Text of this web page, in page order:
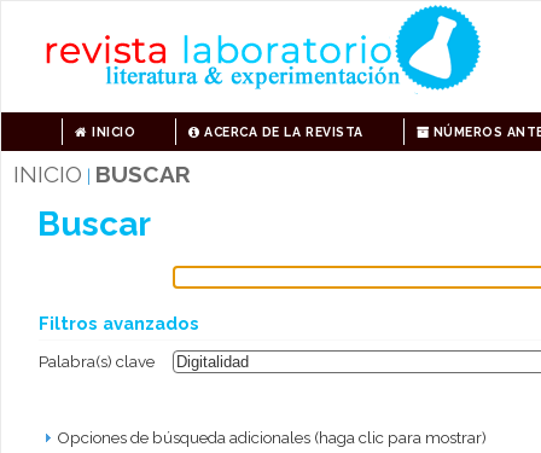
INICIO ACERCA DE LA REVISTA NÚMEROS
INICIO BUSCAR
Buscar
Filtros avanzados
Palabra(s) clave
Opciones de búsqueda adicionales (haga clic para mostrar)